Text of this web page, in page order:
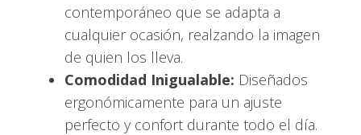
contemporáneo que se adapta a
cualquier ocasión, realzando la imagen
de quien los lleva.
Comodidad Inigualable: Diseñados
ergonómicamente para un ajuste
perfecto y confort durante todo el día.